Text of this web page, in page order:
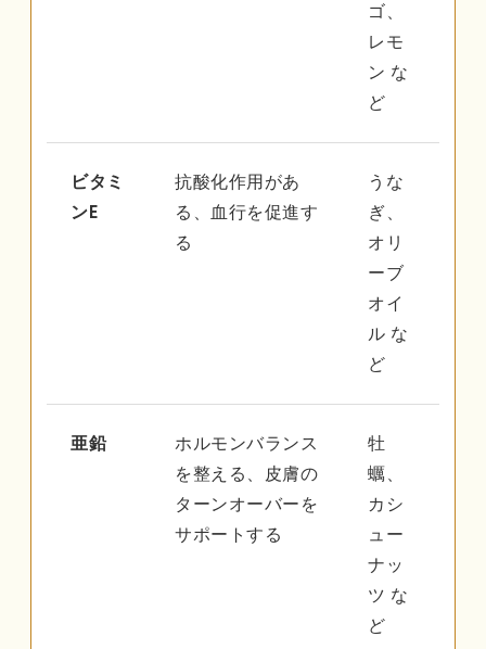
ゴ、
レモ
ン な
ど
ビタミ
ンE
抗酸化作用があ
る、血行を促進す
る
うな
ぎ、
オリ
ーブ
オイ
ル な
ど
亜鉛
ホルモンバランス
を整える、皮膚の
ターンオーバーを
サポートする
牡
蠣、
カシ
ュー
ナッ
ツ な
ど